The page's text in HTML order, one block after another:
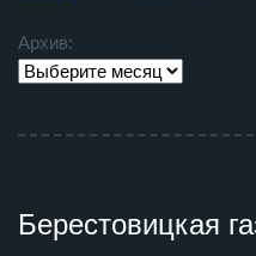
Архив:
Берестовицкая